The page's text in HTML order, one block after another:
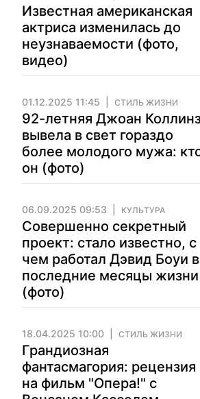
Известная американская
актриса изменилась до
неузнаваемости (фото,
видео)
01.12.2025 11:45 СТИЛЬ ЖИЗНИ
92-летняя Джоан
вывела в свет гораздо
более молодого мужа:
он (фото)
06.09.2025 09:53 КУЛЬТУРА
Совершенно секретный
проект: стало известно, с
чем работал Дэвид Боуи в
последние месяцы жизни
(фото)
18.04.2025 10:00 СТИЛЬ ЖИЗНИ
Грандиозная
фантасмагория: рецензия
на фильм "Опера!" с